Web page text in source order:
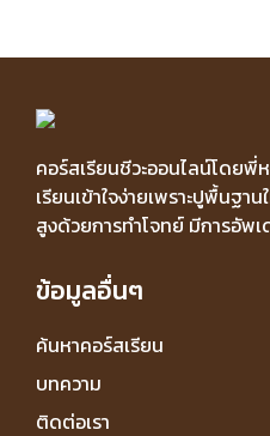
คอร์สเรียนชีวะออนไลน์โดย
เรียนเข้าใจง่ายเพราะปูพื้นฐ
สูงด้วยการทำโจทย์ มีการอัพเ
ข้อมูลอื่นๆ
ค้นหาคอร์สเรียน
บทความ
ติดต่อเรา